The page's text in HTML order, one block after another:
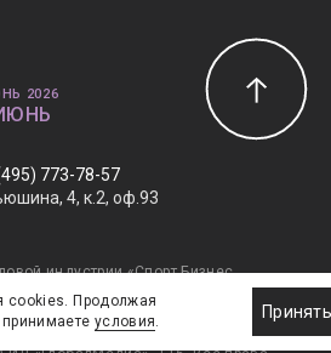
773-78-57
4, к.2, оф.93
индустрии «Спорт Бизнес
СМИ ЭЛ № ФС77-47450.
Правовая информация
v2:Андрей Загоруйко,
2026
cookies. Продолжая
условия.
Принять